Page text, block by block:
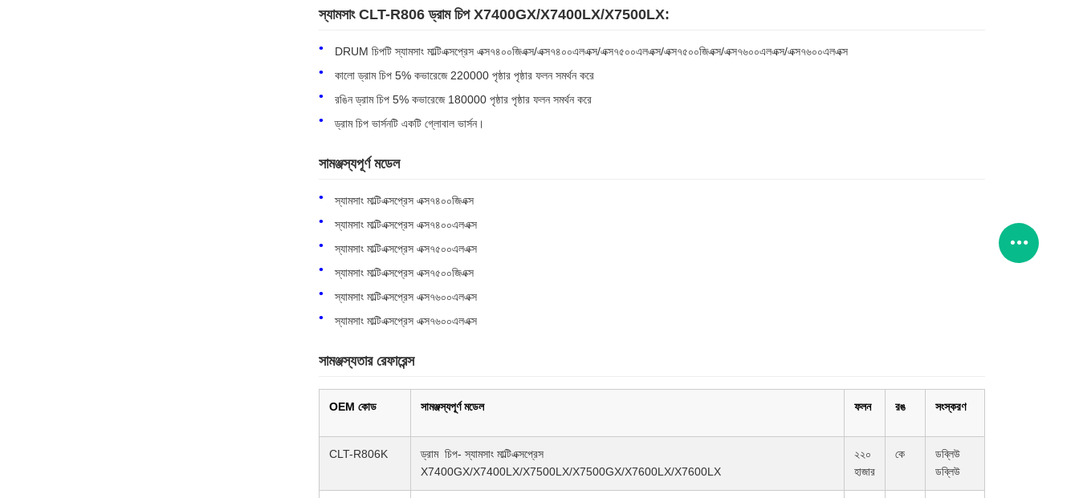
স্যামসাং CLT-R806 ড্রাম চিপ X7400GX/X7400LX/X7500LX:
DRUM চিপটি স্যামসাং মাল্টিএক্সপ্রেস এক্স৭৪০০জিএক্স/এক্স৭৪০০এলএক্স/এক্স৭৫০০এলএক্স/এক্স৭৫০০জিএক্স/এক্স৭৬০০এলএক্স/এক্স৭৬০০এলএক্স
কালো ড্রাম চিপ 5% কভারেজে 220000 পৃষ্ঠার পৃষ্ঠার ফলন সমর্থন করে
রঙিন ড্রাম চিপ 5% কভারেজে 180000 পৃষ্ঠার পৃষ্ঠার ফলন সমর্থন করে
ড্রাম চিপ ভার্সনটি একটি গ্লোবাল ভার্সন।
সামঞ্জস্যপূর্ণ মডেল
স্যামসাং মাল্টিএক্সপ্রেস এক্স৭৪০০জিএক্স
স্যামসাং মাল্টিএক্সপ্রেস এক্স৭৪০০এলএক্স
স্যামসাং মাল্টিএক্সপ্রেস এক্স৭৫০০এলএক্স
স্যামসাং মাল্টিএক্সপ্রেস এক্স৭৫০০জিএক্স
স্যামসাং মাল্টিএক্সপ্রেস এক্স৭৬০০এলএক্স
স্যামসাং মাল্টিএক্সপ্রেস এক্স৭৬০০এলএক্স
সামঞ্জস্যতার রেফারেন্স
OEM কোড সামঞ্জস্যপূর্ণ মডেল ফলন রঙ সংস্করণ
CLT-R806K ড্রাম চিপ- স্যামসাং মাল্টিএক্সপ্রেস
X7400GX/X7400LX/X7500LX/X7500GX/X7600LX/X7600LX
২২০
হাজার
কে
ডব্লিউ
ডব্লিউ